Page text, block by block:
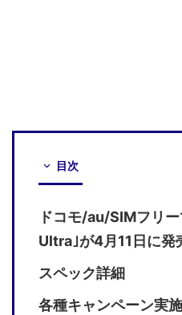
目次
ドコモ/au/SIMフリ
Ultra｣が4月11日に発
スペック詳細
各種キャンペーン実施